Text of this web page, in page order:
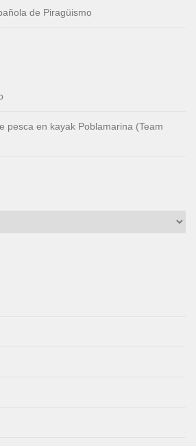
de Piragüismo
pesca en kayak Poblamarina (Team